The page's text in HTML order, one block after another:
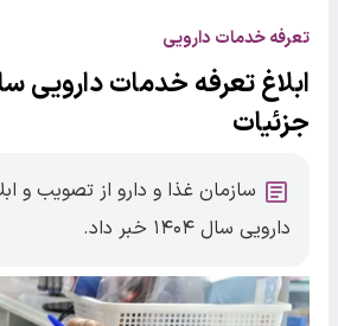
تعرفه خدمات دارویی
ابلاغ تعرفه خدمات دارویی
جزئیات
سازمان غذا و دارو از تصویب و
دارویی سال ۱۴۰۴ خبر داد.